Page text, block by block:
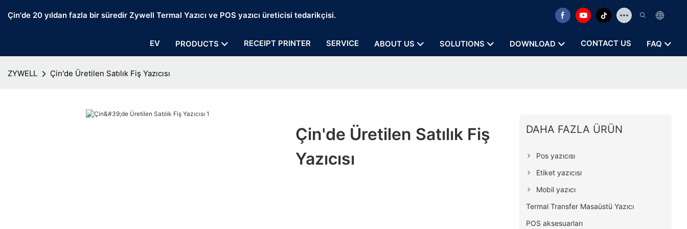
Çin'de 20 yıldan fazla bir süredir Zywell Termal Yazıcı ve POS yazıcı üreticisi tedarikçisi.
EV PRODUCTS RECEIPT PRINTER SERVICE ABOUT US SOLUTIONS DOWNLOAD CONTACT US FAQ
ZYWELL Çin'de Üretilen Satılık Fiş Yazıcısı
Çin'de Üretilen Satılık Fiş
Yazıcısı
DAHA FAZLA ÜRÜN
Pos yazıcısı
Etiket yazıcısı
Mobil yazıcı
Termal Transfer Masaüstü Yazıcı
POS aksesuarları